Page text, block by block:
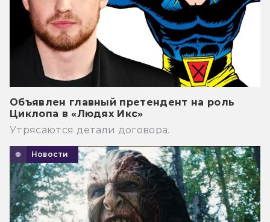
Объявлен главный претендент на роль
Циклопа в «Людях Икс»
Утрясаются детали договора.
Новости